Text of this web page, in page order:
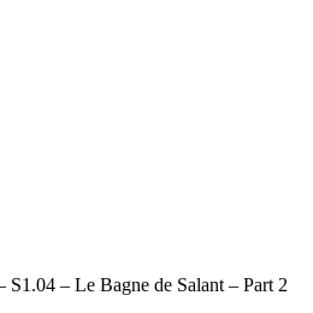
– Le Bagne de Salant – Part 2